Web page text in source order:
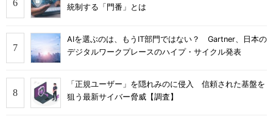
統制する「門番」とは
AIを選ぶのは、もうIT部門ではない？ Gartner、日本の
デジタルワークプレースのハイプ・サイクル発表
「正規ユーザー」を隠れみのに侵入 信頼された基盤を
狙う最新サイバー脅威【調査】